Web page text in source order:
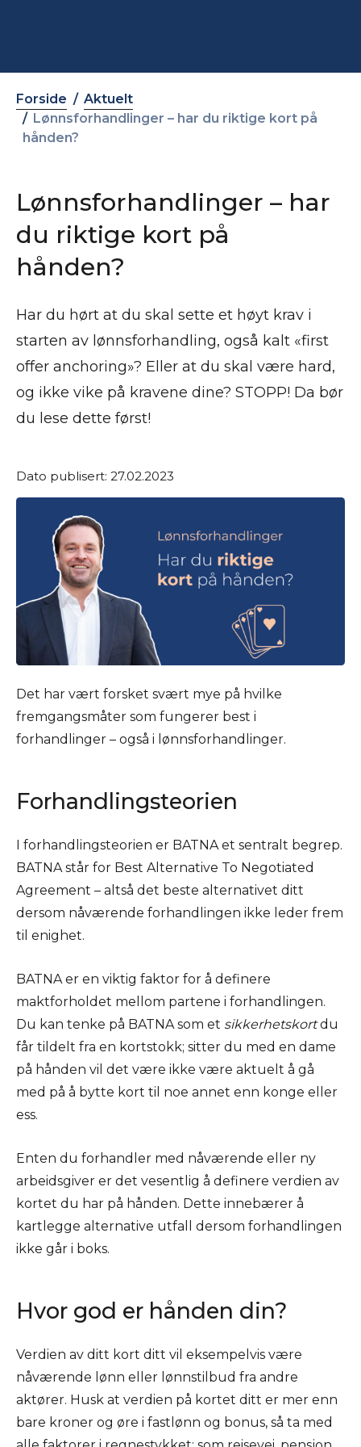
Forside
Aktuelt
Lønnsforhandlinger – har du riktige kort på
hånden?
Lønnsforhandlinger – har
du riktige kort på
hånden?
Har du hørt at du skal sette et høyt krav i
starten av lønnsforhandling, også kalt «first
offer anchoring»? Eller at du skal være hard,
og ikke vike på kravene dine? STOPP! Da bør
du lese dette først!
Dato publisert: 27.02.2023
Det har vært forsket svært mye på hvilke
fremgangsmåter som fungerer best i
forhandlinger – også i lønnsforhandlinger.
Forhandlingsteorien
I forhandlingsteorien er BATNA et sentralt begrep.
BATNA står for Best Alternative To Negotiated
Agreement – altså det beste alternativet ditt
dersom nåværende forhandlingen ikke leder frem
til enighet.
BATNA er en viktig faktor for å definere
maktforholdet mellom partene i forhandlingen.
Du kan tenke på BATNA som et sikkerhetskortdu
får tildelt fra en kortstokk; sitter du med en dame
på hånden vil det være ikke være aktuelt å gå
med på å bytte kort til noe annet enn konge eller
ess.
Enten du forhandler med nåværende eller ny
arbeidsgiver er det vesentlig å definere verdien av
kortet du har på hånden. Dette innebærer å
kartlegge alternative utfall dersom forhandlingen
ikke går i boks.
Hvor god er hånden din?
Verdien av ditt kort ditt vil eksempelvis være
nåværende lønn eller lønnstilbud fra andre
aktører. Husk at verdien på kortet ditt er mer enn
bare kroner og øre i fastlønn og bonus, så ta med